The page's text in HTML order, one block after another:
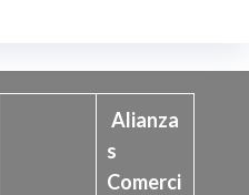
Alianza
s
Comerci